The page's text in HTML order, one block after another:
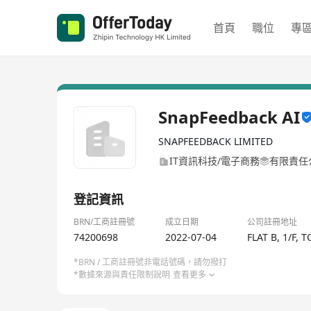
首頁 職位 專
SnapFeedback AI
SNAPFEEDBACK LIMITED
IT資訊科技/電子商務
有限責任
登記資訊
BRN/工商註冊號 成立日期 公司註冊地址
74200698 2022-07-04 FLAT B, 1/F,
*BRN / 工商註冊號非電話號碼，請勿撥打
*數據來源與責任限制說明 查看更多